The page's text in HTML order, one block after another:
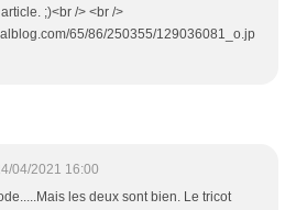
;)<br /> <br />
65/86/250355/129036081_o.jp
04/2021 16:00
les deux sont bien. Le tricot